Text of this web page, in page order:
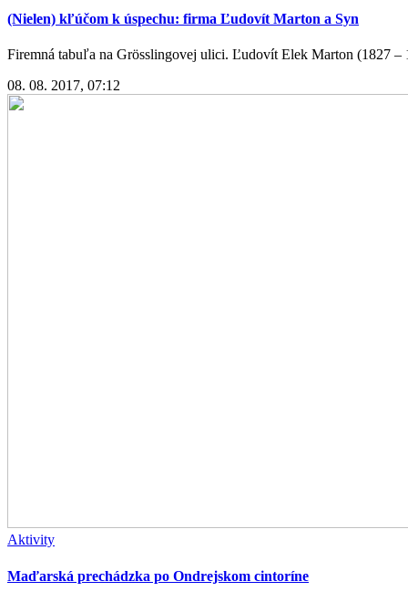
(Nielen) kľúčom k úspechu: firma Ľudovít Marton a Syn
Firemná tabuľa na Grösslingovej ulici. Ľudovít Elek Marton (1827 –
08. 08. 2017, 07:12
Aktivity
Maďarská prechádzka po Ondrejskom cintoríne